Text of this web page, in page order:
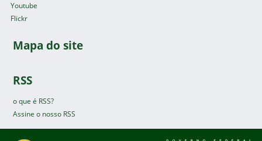
Youtube
Flickr
Mapa do site
RSS
o que é RSS?
Assine o nosso RSS